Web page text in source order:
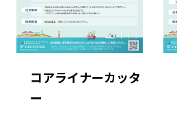
コアライナーカッタ
ー